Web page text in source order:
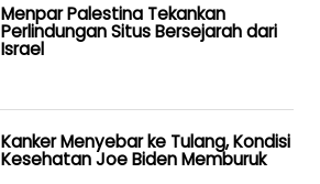
Menpar Palestina Tekankan
Perlindungan Situs Bersejarah dari
Israel
Kanker Menyebar ke Tulang, Kondisi
Kesehatan Joe Biden Memburuk